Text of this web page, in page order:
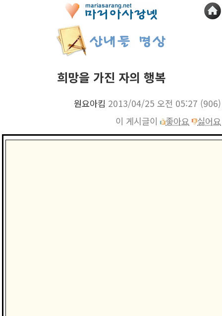
희망을 가진 자의 행복
원요아킴 2013/04/25 오전 05:27 (906)
이 게시글이
좋아요 싫어요